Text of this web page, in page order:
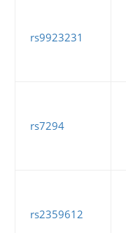
rs9923231
rs7294
rs2359612